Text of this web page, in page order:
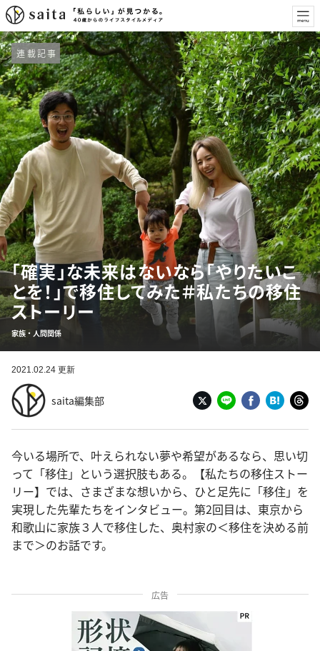
連載記事
「確実」な未来はないなら「やりたいこ
とを！」で移住してみた＃私たちの移住
ストーリー
家族・人間関係
2021.02.24 更新
saita編集部
今いる場所で、叶えられない夢や希望があるなら、思い切
って「移住」という選択肢もある。【私たちの移住ストー
リー】では、さまざまな想いから、ひと足先に「移住」を
実現した先輩たちをインタビュー。第2回目は、東京から
和歌山に家族３人で移住した、奥村家の＜移住を決める前
まで＞のお話です。
広告